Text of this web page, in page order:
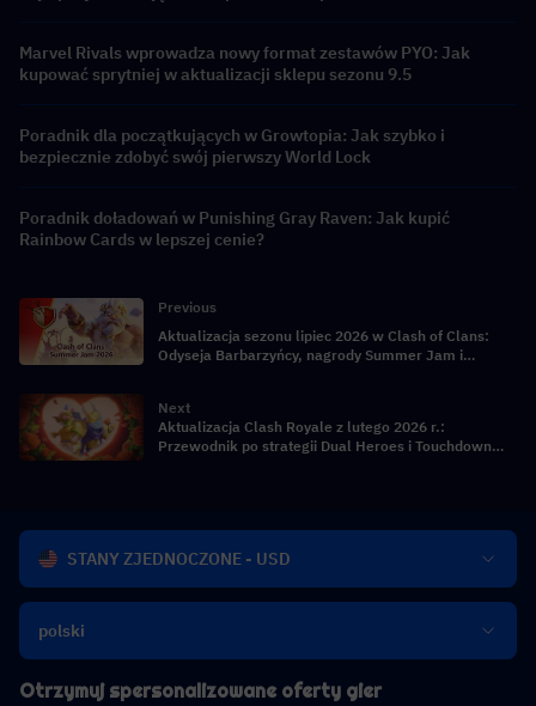
Marvel Rivals wprowadza nowy format zestawów PYO: Jak
kupować sprytniej w aktualizacji sklepu sezonu 9.5
Poradnik dla początkujących w Growtopia: Jak szybko i
bezpiecznie zdobyć swój pierwszy World Lock
Poradnik doładowań w Punishing Gray Raven: Jak kupić
Rainbow Cards w lepszej cenie?
Previous
Aktualizacja sezonu lipiec 2026 w Clash of Clans:
Odyseja Barbarzyńcy, nagrody Summer Jam i
Next
Aktualizacja Clash Royale z lutego 2026 r.:
Przewodnik po strategii Dual Heroes i Touchdown
STANY ZJEDNOCZONE - USD
polski
Otrzymuj spersonalizowane oferty gier